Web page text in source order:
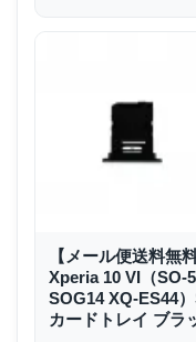
【メール便送料無料
Xperia 10 VI（SO-
SOG14 XQ-ES44
カードトレイ ブラ